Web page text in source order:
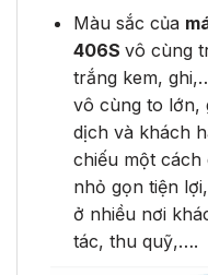
Màu sắc của
406S vô cùng
trắng kem,
vô cùng to lớn,
dịch và khách
chiếu một cách
nhỏ gọn tiện
ở nhiều nơi
tác, thu quỹ,….